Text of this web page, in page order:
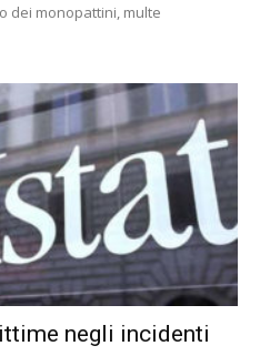
dei monopattini, multe
negli incidenti